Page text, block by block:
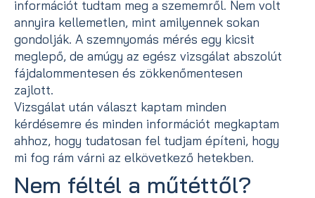
információt tudtam meg a szememről. Nem volt
annyira kellemetlen, mint amilyennek sokan
gondolják. A szemnyomás mérés egy kicsit
meglepő, de amúgy az egész vizsgálat abszolút
fájdalommentesen és zökkenőmentesen
zajlott.
Vizsgálat után választ kaptam minden
kérdésemre és minden információt megkaptam
ahhoz, hogy tudatosan fel tudjam építeni, hogy
mi fog rám várni az elkövetkező hetekben.
Nem féltél a műtéttől?